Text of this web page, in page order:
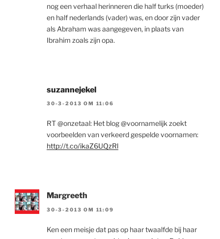
nog een verhaal herinneren die half turks (moeder)
en half nederlands (vader) was, en door zijn vader
als Abraham was aangegeven, in plaats van
Ibrahim zoals zijn opa.
suzannejekel
30-3-2013 OM 11:06
RT @onzetaal: Het blog @voornamelijk zoekt
voorbeelden van verkeerd gespelde voornamen:
http://t.co/ikaZ6UQzRl
Margreeth
30-3-2013 OM 11:09
Ken een meisje dat pas op haar twaalfde bij haar